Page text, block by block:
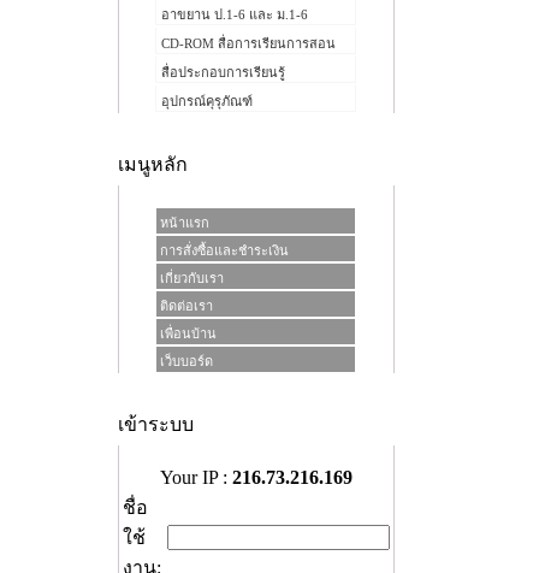
อาขยาน ป.1-6 และ ม.1-6
CD-ROM สื่อการเรียนการสอน
สื่อประกอบการเรียนรู้
อุปกรณ์คุรุภัณฑ์
เมนูหลัก
หน้าแรก
การสั่งซื้อและชำระเงิน
เกี่ยวกับเรา
ติดต่อเรา
เพื่อนบ้าน
เว็บบอร์ด
เข้าระบบ
Your IP : 216.73.216.169
ชื่อ
ใช้
งาน: